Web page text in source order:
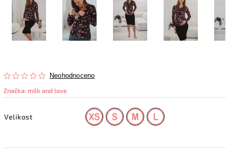
Neohodnoceno
Značka: milk and love
Velikost